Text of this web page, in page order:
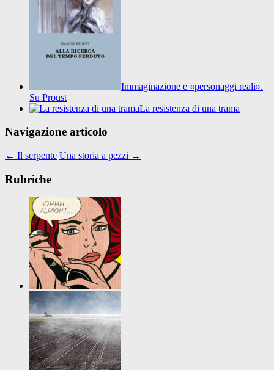
Immaginazione e «personaggi reali».
Su Proust
La resistenza di una trama
Navigazione articolo
← Il serpente Una storia a pezzi →
Rubriche